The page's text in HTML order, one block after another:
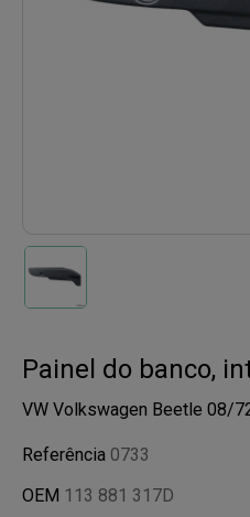
Painel do banco,
VW Volkswagen Beetle 08/
Referência 0733
OEM 113 881 317D